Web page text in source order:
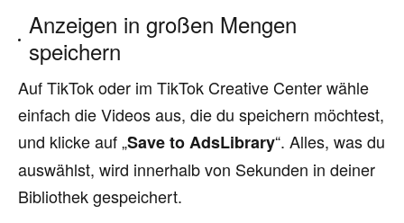
Anzeigen in großen Mengen
speichern
Auf TikTok oder im TikTok Creative Center wähle
einfach die Videos aus, die du speichern möchtest,
und klicke auf „Save to AdsLibrary“. Alles, was du
auswählst, wird innerhalb von Sekunden in deiner
Bibliothek gespeichert.